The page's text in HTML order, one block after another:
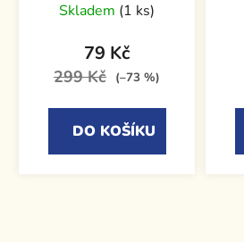
Skladem (1 ks)
79 Kč
299 Kč (–73 %)
DO KOŠÍKU